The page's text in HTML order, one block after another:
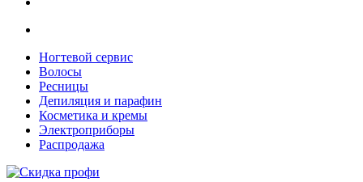
Ногтевой сервис
Волосы
Ресницы
Депиляция и парафин
Косметика и кремы
Электроприборы
Распродажа